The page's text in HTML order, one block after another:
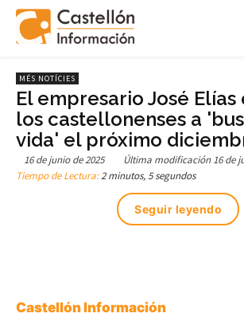
MÉS NOTÍCIES
El empresario José Elías
los castellonenses a
vida' el próximo
16 de junio de 2025 Última modificación 16 de
Tiempo de Lectura:2 minutos, 5 segundos
Seguir leyendo
Castellón Información